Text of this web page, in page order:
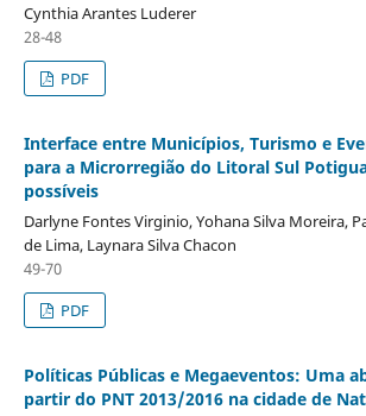
Cynthia Arantes Luderer
28-48
PDF
Interface entre Municípios, Turismo e
para a Microrregião do Litoral Sul
possíveis
Darlyne Fontes Virginio, Yohana Silva Moreira,
de Lima, Laynara Silva Chacon
49-70
PDF
Políticas Públicas e Megaeventos: Uma
partir do PNT 2013/2016 na cidade de